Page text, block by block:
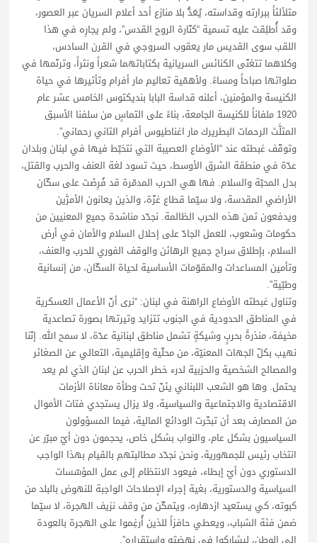
متلألئاً ببرارته وقداسته، يُعَدُّ بلا منازع أحد أعلام السريان عبر العصور،
وقد أُطلِقت عليه تسمية “كنّارة الروح القدس”، ولم يجارِه في هذا
اللقب سوى القديس مار يعقوب السروجي في القرن السادس،
وكلاهما تتغنّى الكنائس السريانية بكتاباتهما شعراً ونثراً، وترنّمها في
صلواتها صباحاً ومساءً. ولأهمّية تعاليم مار أفرام وتأثيرها في حياة
الكنيسة والمؤمنين، أعلنه قداسة البابا بنديكتوس الخامس عشر عام
1920 ملفاناً للكنيسة الجامعة، بناءً على التماسٍ من سلفنا الأسبق
المثلَّث الرحمات البطريرك مار اغناطيوس أفرام الثاني رحماني”.
وتوقّف غبطته عند “الأوضاع العصيبة التي نتخبّط فيها في لبنان وبلدان
عدّة في منطقة الشرق الأوسط، حيث تسود لغة العنف والحرب والقتل،
بدل المحبّة والسلام. فها هي الحرب المدمّرة قد فُرِضَت على سكّان
الأراضي المقدسة، ولا سيّما قطاع غزّة، والذين يعانون الأمرَّين
ويدفعون ثمن هذه الحرب الظالمة. نجدّد مناشدة جميع المعنيين من
حكومات وشعوب، للعمل الجادّ على إحلال السلام والأمان في أرض
السلام، بإطلاق سراح جميع الرهائن والوقف الفوري للحرب والعنف،
وتأمين المساعدات والمقوّمات الأساسية لحياة السكّان، من إنسانية
وطبّية”.
وتناول غبطته الأوضاع الراهنة في لبنان: “نرى أنّ الأعمال العسكرية
في المناطق الحدودية في الجنوب تتزايد وتيرتها بصورة تصاعدية
مخيفة، منذرةً بحربٍ وشيكةٍ تشمل مناطق لبنانية عدّة، لا سمح الله. إنّنا
نهيب بكلّ الجهات المعنيّة، من محلّية وإقليمية، التعالي عن الصغائر
والمصالح الشخصية والحزبية لدرء خطر الحرب عن لبنان الذي لم يعد
يحتمل. وها هو الشعب اللبناني يئنّ تحت وطأة معاناة الأزمات
الاقتصادية والاجتماعية والسياسية، ولا يزال يستجدي فتات الأموال
من المصارف بعد أن تبخّرت الودائع المالية، فيما المسؤولون
السياسيون بشكل عام، والنواب بشكل خاص، يحجمون دون أيّ مبرّر عن
انتخاب رئيس للجمهورية، ونحن نجدّد مطالبتهم بالقيام بهذا الواجب
الدستوري دون أيّ إبطاء، فيعود الانتظام إلى عمل المؤسّسات
السياسية والدستورية، بغية إجراء الإصلاحات الواجبة للنهوض بالبلد من
كبوته، كي يستعيد ازدهاره، ويتمكّن من وقف نزيف الهجرة، لا سيّما
ضمن فئة الشباب، ويعطي حافزاً للذين أُرغِموا على الهجرة بالعودة